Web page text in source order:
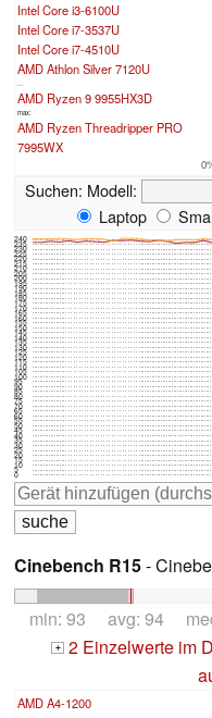
Intel Core i3-6100U
Intel Core i7-3537U
Intel Core i7-4510U
AMD Athlon Silver 7120U
AMD Ryzen 9 9955HX3D
max:
AMD Ryzen Threadripper PRO
7995WX
Suchen: Modell:
Laptop
05
10
15
20
25
30
35
40
45
50
55
60
65
70
75
80
85
90
95
100
105
110
115
120
125
130
135
140
145
150
155
160
165
170
175
180
185
190
195
200
205
210
215
220
225
230
235
240
Cinebench R15-
min: 93 avg: 94
+ 2 Einzelwerte im
AMD A4-1200